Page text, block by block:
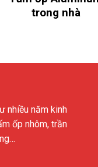
trong nhà
nhiều năm kinh
ốp nhôm, trần